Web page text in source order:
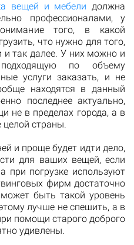
вещей и мебели должна
профессионалами, у
того, в какой
что нужно для того,
так далее. У них можно и
по объему
услуги заказать, и не
находятся в данный
последнее актуально,
не в пределах города, а в
целой страны.
и проще будет идти дело,
для ваших вещей, если
при погрузке используют
фирм достаточно
быть такой уровень
лучше не спешить, а в
помощи старого доброго
удивлены.